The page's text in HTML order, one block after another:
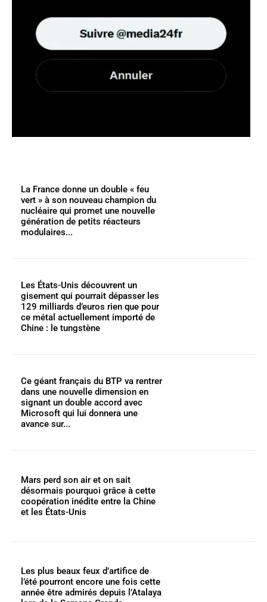
La France donne un double « feu
vert » à son nouveau champion du
nucléaire qui promet une nouvelle
génération de petits réacteurs
modulaires...
Les États-Unis découvrent un
gisement qui pourrait dépasser les
129 milliards d’euros rien que pour
ce métal actuellement importé de
Chine : le tungstène
Ce géant français du BTP va rentrer
dans une nouvelle dimension en
signant un double accord avec
Microsoft qui lui donnera une
avance sur...
Mars perd son air et on sait
désormais pourquoi grâce à cette
coopération inédite entre la Chine
et les États-Unis
Les plus beaux feux d’artifice de
l’été pourront encore une fois cette
année être admirés depuis l’Atalaya